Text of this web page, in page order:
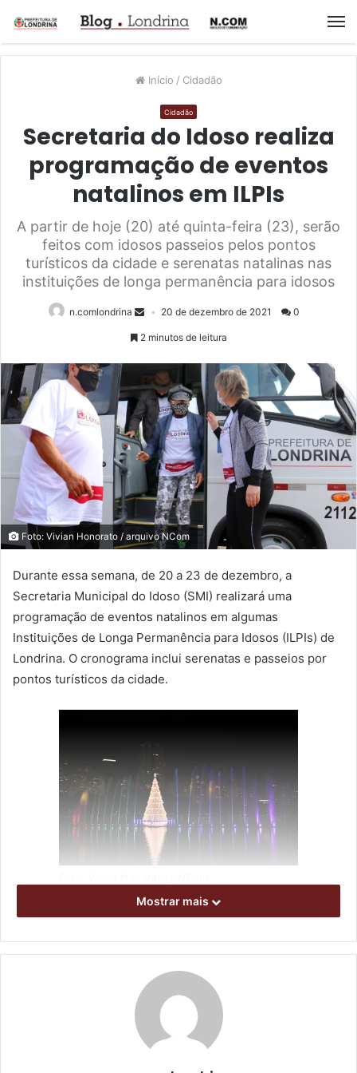
Início / Cidadão
Cidadão
Secretaria do Idoso realiza
programação de eventos
natalinos em ILPIs
A partir de hoje (20) até quinta-feira (23), serão
feitos com idosos passeios pelos pontos
turísticos da cidade e serenatas natalinas nas
instituições de longa permanência para idosos
n.comlondrina 20 de dezembro de 2021 0
2 minutos de leitura
Foto: Vivian Honorato / arquivo NCom
Durante essa semana, de 20 a 23 de dezembro, a
Secretaria Municipal do Idoso (SMI) realizará uma
programação de eventos natalinos em algumas
Instituições de Longa Permanência para Idosos (ILPIs) de
Londrina. O cronograma inclui serenatas e passeios por
pontos turísticos da cidade.
A programação tem início nesta segunda-feira (20), às
servidores da SMI. A assistente social, Gleycielle Tamires,
e o assessor técnico da SMI, Cleir Brandão, vão se
apresentar para os idosos da Casa do Bom Samaritano,
que fica na Rua José Fierli, 153, no parque Bom Retiro.
das 19h às 21h, os idosos da Casa do Bom
Mostrar mais